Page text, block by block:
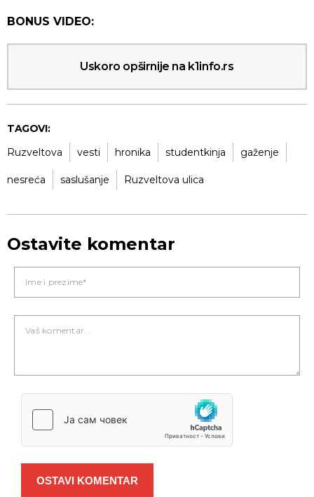
BONUS VIDEO:
Uskoro opširnije na k1info.rs
TAGOVI:
Ruzveltova
vesti hronika studentkinja gaženje
nesreća saslušanje Ruzveltova ulica
Ostavite komentar
OSTAVI KOMENTAR